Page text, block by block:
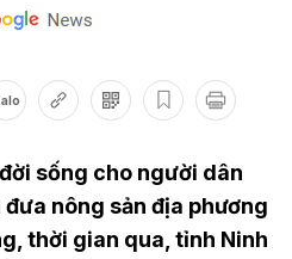
sống cho người dân
nông sản địa phương
thời gian qua, tỉnh Ninh